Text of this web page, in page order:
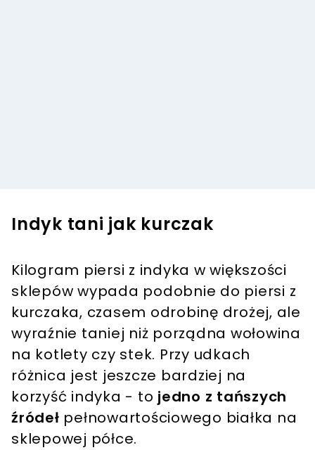
Indyk tani jak kurczak
Kilogram piersi z indyka w większości
sklepów wypada podobnie do piersi z
kurczaka, czasem odrobinę drożej, ale
wyraźnie taniej niż porządna wołowina
na kotlety czy stek. Przy udkach
różnica jest jeszcze bardziej na
korzyść indyka - to jedno z tańszych
źródeł pełnowartościowego białka na
sklepowej półce.